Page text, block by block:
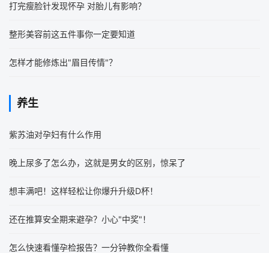
打完瘦脸针发现怀孕 对胎儿有影响？
整形美容前这五件事你一定要知道
怎样才能修炼出"眉目传情"？
养生
紫苏油对孕妇有什么作用
晚上尿多了怎么办，这就是男女的区别，惊呆了
想丰满吧！这样轻松让你爆升升级D杯！
还在推算安全期来避孕？小心"中奖"！
怎么快速看懂孕检报告？一分钟教你全看懂